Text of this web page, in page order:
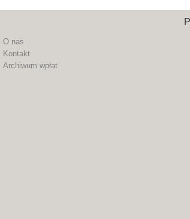
O nas
Kontakt
Archiwum wpłat